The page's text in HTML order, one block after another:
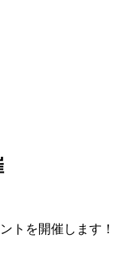
トを開催します！